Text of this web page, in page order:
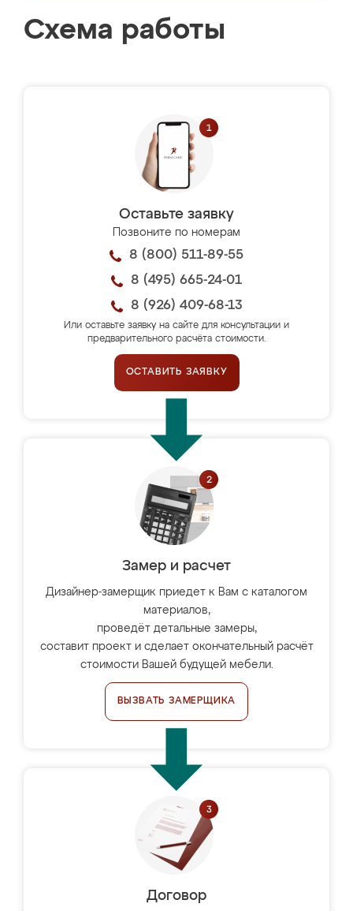
Схема работы
Оставьте заявку
Позвоните по номерам
8 (800) 511-89-55
8 (495) 665-24-01
8 (926) 409-68-13
Или оставьте заявку на сайте для консультации и
предварительного расчёта стоимости.
ОСТАВИТЬ ЗАЯВКУ
Замер и расчет
Дизайнер-замерщик приедет к Вам с каталогом
материалов,
проведёт детальные замеры,
составит проект и сделает окончательный расчёт
стоимости Вашей будущей мебели.
ВЫЗВАТЬ ЗАМЕРЩИКА
Договор